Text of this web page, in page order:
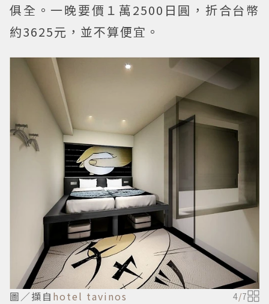
俱全。一晚要價１萬2500日圓，折合台幣
約3625元，並不算便宜。
圖／擷自 hotel tavinos 4/7